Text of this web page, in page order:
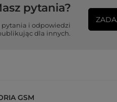
pytania?
pytania i odpowiedzi
dla innych.
GSM